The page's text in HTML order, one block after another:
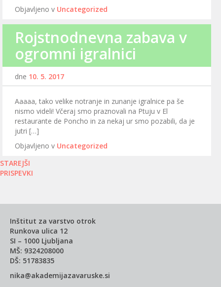
Objavljeno v Uncategorized
Rojstnodnevna zabava v
ogromni igralnici
dne 10. 5. 2017
Aaaaa, tako velike notranje in zunanje igralnice pa še
nismo videli! Včeraj smo praznovali na Ptuju v El
restaurante de Poncho in za nekaj ur smo pozabili, da je
jutri […]
Objavljeno v Uncategorized
Navigacija
prispevkov
STAREJŠI
PRISPEVKI
Inštitut za varstvo otrok
Runkova ulica 12
SI – 1000 Ljubljana
MŠ: 9324208000
DŠ: 51783835
nika@akademijazavaruske.si